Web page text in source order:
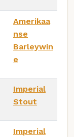
Amerikaa
nse
Barleywin
e
Imperial
Stout
Imperial